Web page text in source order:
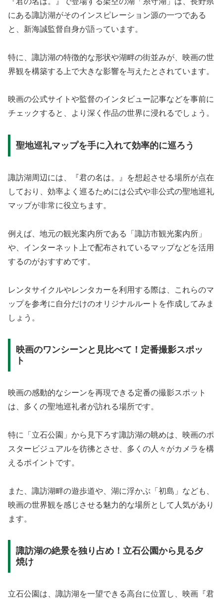
にある諏訪湖がそのインスピレーション源の一つである
と、新海誠監督自身が語っています。
特に、諏訪湖の特徴的な形状や湖畔の街並みが、映画の世
界観を構築する上で大きな影響を与えたとされています。
映画の公式サイトや監督のインタビュー記事などを事前に
チェックすると、より深く作品の世界に浸れるでしょう。
聖地巡礼マップを手に入れて効率的に巡ろう
諏訪湖周辺には、『君の名は。』を想起させる場所が点在
しており、効率よく巡るためには公式や非公式の聖地巡礼
マップが非常に役立ちます。
例えば、地元の観光案内所である「諏訪市観光案内所」
や、インターネット上で配布されているマップなどを活用
するのがおすすめです。
レンタサイクルやレンタカーを利用する際は、これらのマ
ップを参考に自分だけのオリジナルルートを作成してみま
しょう。
映画のワンシーンと見比べて！定番撮影スポッ
ト
映画の感動的なシーンを再現できる定番の撮影スポット
は、多くの聖地巡礼者が訪れる場所です。
特に「立石公園」から見下ろす諏訪湖の眺めは、映画のポ
スタービジュアルを彷彿とさせ、多くの人々がカメラを構
えるポイントです。
また、諏訪湖畔の遊歩道や、湖に浮かぶ「初島」なども、
映画の世界観を感じさせる魅力的な場所として人気があり
ます。
諏訪湖の絶景を独り占め！立石公園から見る夕
焼け
立石公園は、諏訪湖を一望できる高台に位置し、映画『君